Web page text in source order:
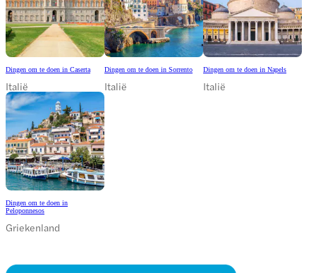
Dingen om te doen in Caserta
Italië
Dingen om te doen in Sorrento
Italië
Dingen om te doen in Napels
Italië
Dingen om te doen in
Peloponnesos
Griekenland